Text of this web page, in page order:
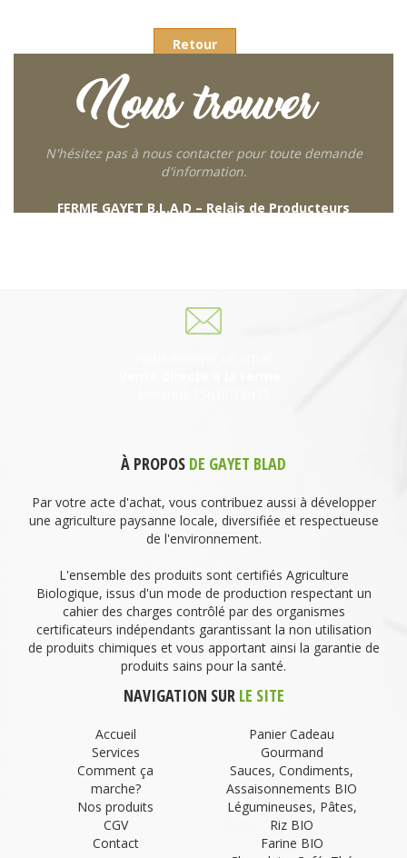
Retour
Nous trouver
N'hésitez pas à nous contacter pour toute demande
d'information.
FERME GAYET B.L.A.D – Relais de Producteurs
À PROPOS DE GAYET BLAD
Par votre acte d'achat, vous contribuez aussi à développer
une agriculture paysanne locale, diversifiée et respectueuse
de l'environnement.
L'ensemble des produits sont certifiés Agriculture
Biologique, issus d'un mode de production respectant un
cahier des charges contrôlé par des organismes
certificateurs indépendants garantissant la non utilisation
de produits chimiques et vous apportant ainsi la garantie de
produits sains pour la santé.
NAVIGATION SUR LE SITE
Accueil
Services
Comment ça
marche?
Nos produits
CGV
Contact
Panier Cadeau
Gourmand
Sauces, Condiments,
Assaisonnements BIO
Légumineuses, Pâtes,
Riz BIO
Farine BIO